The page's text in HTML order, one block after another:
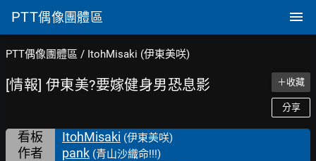
PTT偶像團體區
PTT偶像團體區 / ItohMisaki (伊東美咲)
[情報] 伊東美?要嫁健身男恐息影 ＋收藏
分享
看板 ItohMisaki (伊東美咲)
作者 pank (青山沙織命!!!)